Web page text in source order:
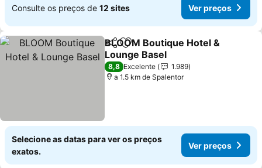
Consulte os preços de 12 sites Ver preços
PartilharAdicionar aos favoritos
BLOOM Boutique Hotel &
Lounge Basel
8,8 Excelente
1.989
a 1.5 km de Spalentor
Selecione as datas para ver os preços
exatos.
Ver preços